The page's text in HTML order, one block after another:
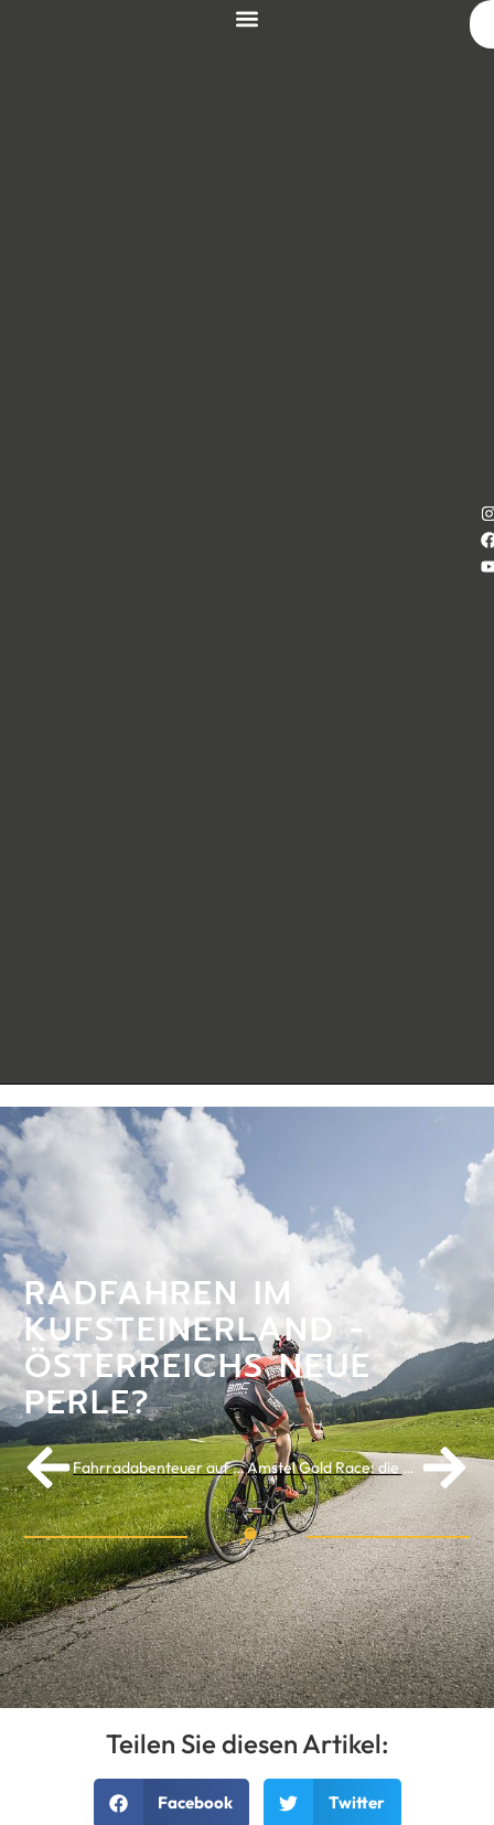
RADFAHREN IM
KUFSTEINERLAND -
ÖSTERREICHS NEUE
PERLE?
Fahrradabenteuer auf Gran Canaria: Teil 3 Amstel Gold Race: die schönsten Anstiege
Teilen Sie diesen Artikel:
Facebook Twitter